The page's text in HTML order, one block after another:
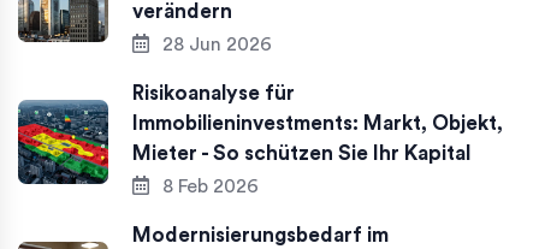
verändern
28 Jun 2026
Risikoanalyse für
Immobilieninvestments: Markt, Objekt,
Mieter - So schützen Sie Ihr Kapital
8 Feb 2026
Modernisierungsbedarf im